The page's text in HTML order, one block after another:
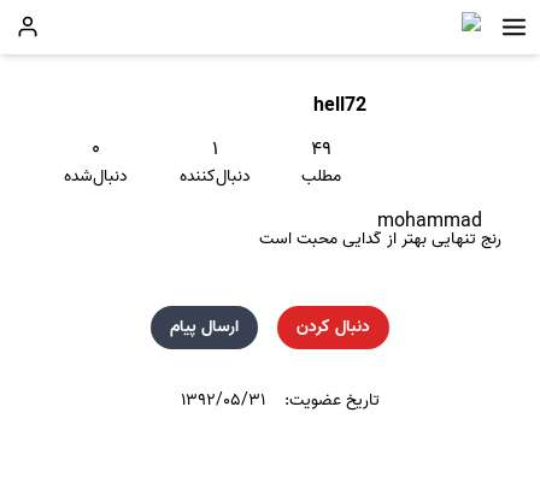
hell72
۴۹
مطلب
۱
دنبال‌کننده
۰
دنبال‌شده
mohammad
رنج تنهایی بهتر از گدایی محبت است
دنبال کردن ارسال پیام
تاریخ عضویت: ۱۳۹۲/۰۵/۳۱